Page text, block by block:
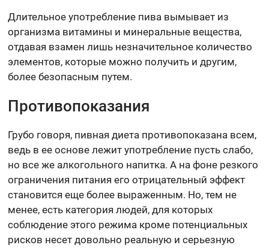
Длительное употребление пива вымывает из
организма витамины и минеральные вещества,
отдавая взамен лишь незначительное количество
элементов, которые можно получить и другим,
более безопасным путем.
Противопоказания
Грубо говоря, пивная диета противопоказана всем,
ведь в ее основе лежит употребление пусть слабо,
но все же алкогольного напитка. А на фоне резкого
ограничения питания его отрицательный эффект
становится еще более выраженным. Но, тем не
менее, есть категория людей, для которых
соблюдение этого режима кроме потенциальных
рисков несет довольно реальную и серьезную